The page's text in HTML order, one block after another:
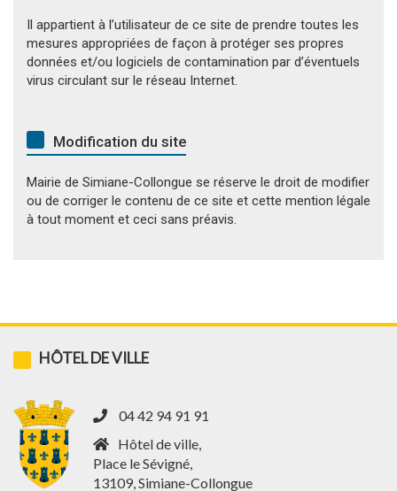
Il appartient à l’utilisateur de ce site de prendre toutes les
mesures appropriées de façon à protéger ses propres
données et/ou logiciels de contamination par d’éventuels
virus circulant sur le réseau Internet.
Modification du site
Mairie de Simiane-Collongue se réserve le droit de modifier
ou de corriger le contenu de ce site et cette mention légale
à tout moment et ceci sans préavis.
HÔTEL DE VILLE
04 42 94 91 91
Hôtel de ville,
Place le Sévigné,
13109, Simiane-Collongue